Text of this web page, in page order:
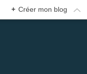
+ Créer mon blog